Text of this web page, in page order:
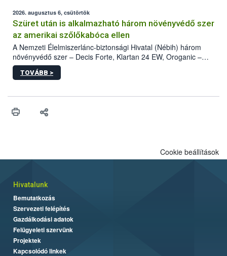
az intenzív felderítést, emellett az intézkedéseket a szlovák
hatósággal is összehangolják a terjedés megállítása érdekében.
2026. augusztus 6, csütörtök
Szüret után is alkalmazható három növényvédő szer
az amerikai szőlőkabóca ellen
A Nemzeti Élelmiszerlánc-biztonsági Hivatal (Nébih) három
növényvédő szer – Decis Forte, Klartan 24 EW, Oroganic –
engedélyokiratát módosította, így azok a szüretet követően,
egészen a vesszőérettség (BBCH 91) stádiumáig
érésű szőlőkben is legyen lehetőség a károsító elleni további
felhasználók számára is elérhető és ökológiai termesztésben is
TOVÁBB >
Cookie beállítások
Hivatalunk
Bemutatkozás
Szervezeti felépítés
Gazdálkodási adatok
Felügyeleti szervünk
Projektek
Kapcsolódó linkek